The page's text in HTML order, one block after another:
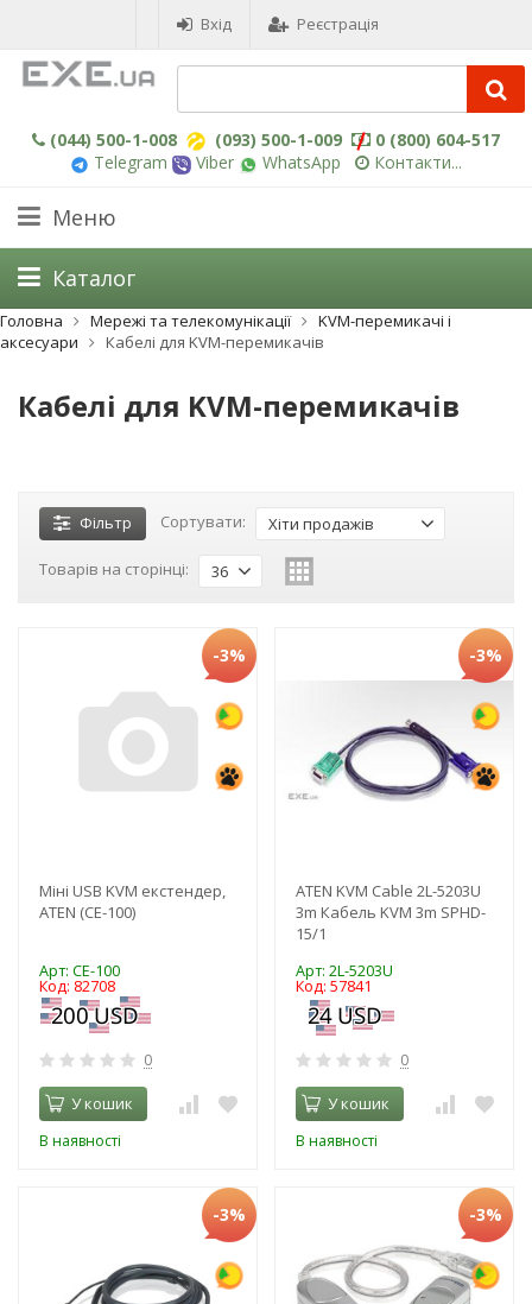
Вхід Реєстрація
(044) 500-1-008 (093) 500-1-009
0 (800) 604-517
Telegram
Viber WhatsApp Контакти...
Меню
Головна Мережі та телекомунікації
KVM-перемикачі і
аксесуари
Кабелі для KVM-перемикачів
Кабелі для KVM-перемикачів
Фільтр Сортувати: Хіти продажів
Товарів на сторінці: 36
-3%
Міні USB KVM екстендер,
ATEN (CE-100)
Арт: CE-100
Код: 82708
0
У кошик
В наявності
-3%
ATEN KVM Cable 2L-5203U
3m Кабель KVM 3m SPHD-
15/1
Арт: 2L-5203U
Код: 57841
0
У кошик
В наявності
-3% -3%
Каталог